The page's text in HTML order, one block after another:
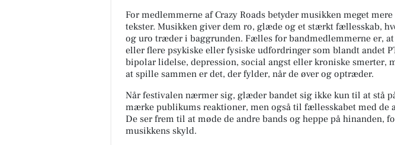
For medlemmerne af Crazy Roads betyder musikken meget
tekster. Musikken giver dem ro, glæde og et stærkt fællesskab,
og uro træder i baggrunden. Fælles for bandmedlemmerne er, at
eller flere psykiske eller fysiske udfordringer som blandt andet
bipolar lidelse, depression, social angst eller kroniske smerter,
at spille sammen er det, der fylder, når de øver og optræder.
Når festivalen nærmer sig, glæder bandet sig ikke kun til at stå
mærke publikums reaktioner, men også til fællesskabet med de
De ser frem til at møde de andre bands og heppe på hinanden,
musikkens skyld.